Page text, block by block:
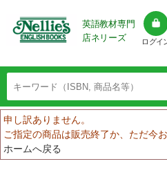
英語教材専門
店ネリーズ
ログイ
申し訳ありません。
ご指定の商品は販売終了か、ただ今
ホームへ戻る